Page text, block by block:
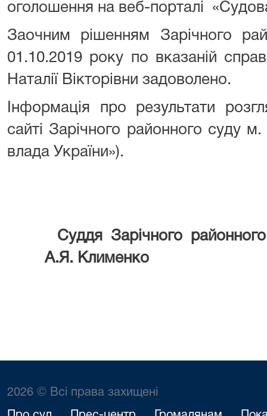
оголошення на веб-порталі
Заочним рішенням Зарічного
01.10.2019 року по вказаній
Наталії Вікторівни задоволено.
Інформація про результати
сайті Зарічного районного суду
влада України»).
Суддя Зарічного
А.Я. Клименко
2026 © Всі права захищені